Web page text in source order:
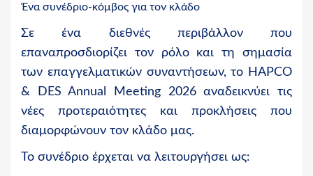
Ένα συνέδριο-κόμβος για τον κλάδο
Σε ένα διεθνές περιβάλλον που
επαναπροσδιορίζει τον ρόλο και τη σημασία
των επαγγελματικών συναντήσεων, το HAPCO
& DES Annual
Meeting 2026 αναδεικνύει τις
νέες προτεραιότητες και προκλήσεις που
διαμορφώνουν τον κλάδο μας.
Το συνέδριο έρχεται να λειτουργήσει ως: